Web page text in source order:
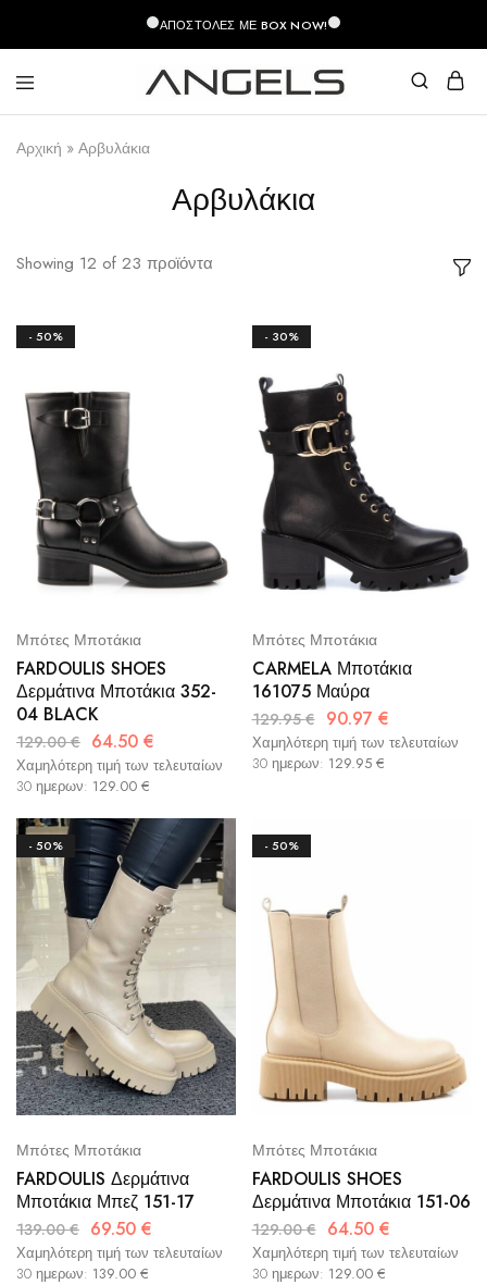
ΑΠΟΣΤΟΛΈΣ ΜΕ BOX NOW!
Angels
Greek
–
Αρχική » Αρβυλάκια
Αρβυλάκια
Showing 12 of 23 προϊόντα
- 50%
Μπότες Μποτάκια
FARDOULIS SHOES
Δερμάτινα Μποτάκια 352-
04 BLACK
129.00€ 64.50 €
Χαμηλότερη τιμή των τελευταίων
30 ημερων: 129.00 €
- 30%
Μπότες Μποτάκια
CARMELA Μποτάκια
161075 Μαύρα
129.95€ 90.97 €
Χαμηλότερη τιμή των τελευταίων
30 ημερων: 129.95 €
- 50%
Μπότες Μποτάκια
FARDOULIS Δερμάτινα
Μποτάκια Μπεζ 151-17
139.00€ 69.50 €
Χαμηλότερη τιμή των τελευταίων
30 ημερων: 139.00 €
- 50%
Μπότες Μποτάκια
FARDOULIS SHOES
Δερμάτινα Μποτάκια 151-06
129.00€ 64.50 €
Χαμηλότερη τιμή των τελευταίων
30 ημερων: 129.00 €